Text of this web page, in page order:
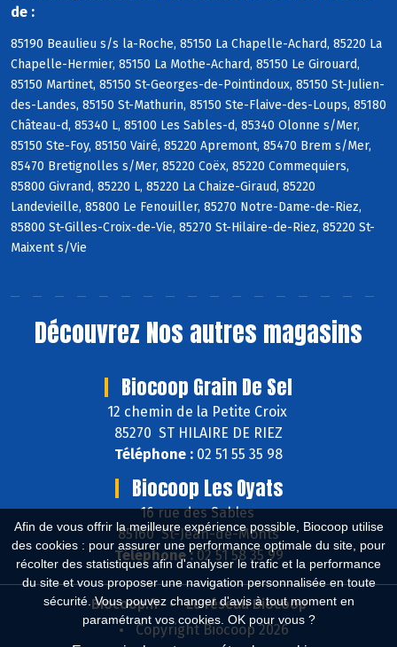
Afin de vous offrir la meilleure expérience possible, Biocoop utilise
des cookies : pour assurer une performance optimale du site, pour
récolter des statistiques afin d'analyser le trafic et la performance
du site et vous proposer une navigation personnalisée en toute
sécurité. Vous pouvez changer d'avis à tout moment en
paramétrant vos cookies. OK pour vous ?
de :
85190 Beaulieu s/s la-Roche, 85150 La Chapelle-Achard, 85220 La
Chapelle-Hermier, 85150 La Mothe-Achard, 85150 Le Girouard,
85150 Martinet, 85150 St-Georges-de-Pointindoux, 85150 St-Julien-
des-Landes, 85150 St-Mathurin, 85150 Ste-Flaive-des-Loups, 85180
Château-d, 85340 L, 85100 Les Sables-d, 85340 Olonne s/Mer,
85150 Ste-Foy, 85150 Vairé, 85220 Apremont, 85470 Brem s/Mer,
85470 Bretignolles s/Mer, 85220 Coëx, 85220 Commequiers,
85800 Givrand, 85220 L, 85220 La Chaize-Giraud, 85220
Landevieille, 85800 Le Fenouiller, 85270 Notre-Dame-de-Riez,
85800 St-Gilles-Croix-de-Vie, 85270 St-Hilaire-de-Riez, 85220 St-
Maixent s/Vie
Découvrez Nos autres magasins
Biocoop Grain De Sel
12 chemin de la Petite Croix
85270 ST HILAIRE DE RIEZ
Téléphone : 02 51 55 35 98
Biocoop Les Oyats
16 rue des Sables
85160 St-Jean-de-Monts
Téléphone :02 51 58 35 99
Biocoop.fr
Le réseau Biocoop
Copyright Biocoop 2026